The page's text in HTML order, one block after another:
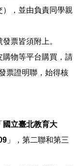
，並由負責同學親
票皆須附上。
購物等平台購買，請
票證明聯，始得核
國立臺北教育大
」，第二聯和第三